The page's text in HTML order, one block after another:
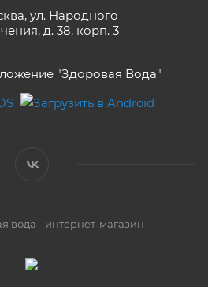
ул. Народного
д. 38, корп. 3
"Здоровая Вода"
вода - интернет-магазин